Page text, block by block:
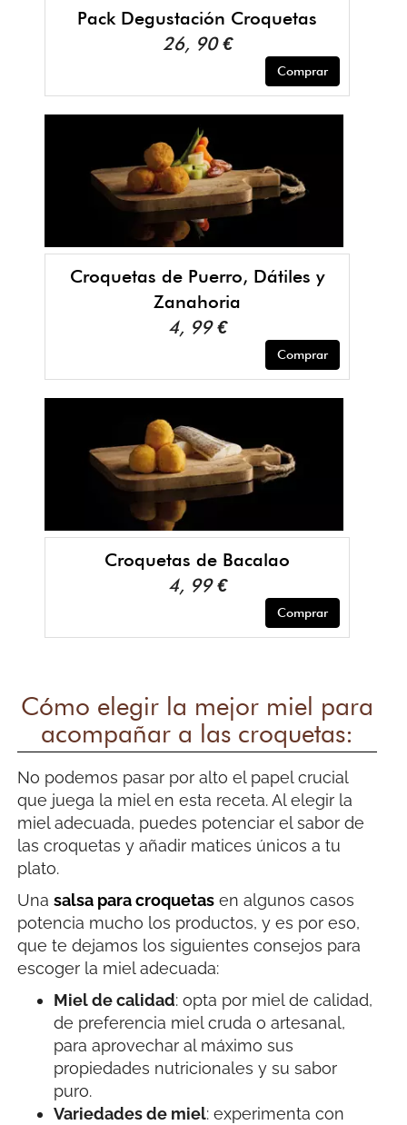
Pack Degustación Croquetas
26, 90 €
Comprar
Croquetas de Puerro, Dátiles y
Zanahoria
4, 99 €
Comprar
Croquetas de Bacalao
4, 99 €
Comprar
Cómo elegir la mejor miel para
acompañar a las croquetas:
No podemos pasar por alto el papel crucial
que juega la miel en esta receta. Al elegir la
miel adecuada, puedes potenciar el sabor de
las croquetas y añadir matices únicos a tu
plato.
Unasalsa para croquetas en algunos casos
potencia mucho los productos, y es por eso,
que te dejamos los siguientes consejos para
escoger la miel adecuada:
Miel de calidad: opta por miel de calidad,
de preferencia miel cruda o artesanal,
para aprovechar al máximo sus
propiedades nutricionales y su sabor
puro.
Variedades de miel: experimenta con